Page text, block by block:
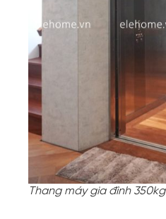
Thang máy gia đình 350kg